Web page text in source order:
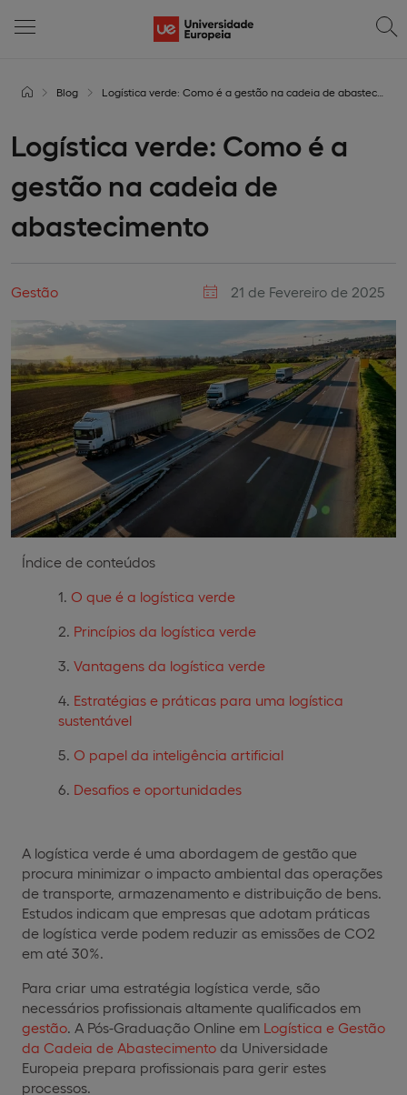
Blog Logística verde: Como é a gestão na cadeia de abastecimento | Universidade Europeia
Logística verde: Como é a
gestão na cadeia de
abastecimento
Gestão 21 de Fevereiro de 2025
Índice de conteúdos
O que é a logística verde
Princípios da logística verde
Vantagens da logística verde
Estratégias e práticas para uma logística
sustentável
O papel da inteligência artificial
Desafios e oportunidades
A logística verde é uma abordagem de gestão que
procura minimizar o impacto ambiental das operações
de transporte, armazenamento e distribuição de bens.
Estudos indicam que empresas que adotam práticas
de logística verde podem reduzir as emissões de CO2
em até 30%.
Para criar uma estratégia logística verde, são
necessários profissionais altamente qualificados em
gestão . A Pós-Graduação Online em Logística e Gestão
da Cadeia de Abastecimento da Universidade
Europeia prepara profissionais para gerir estes
processos.